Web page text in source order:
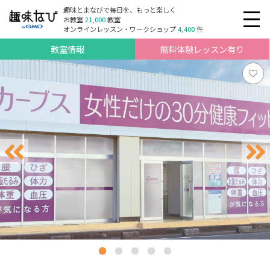
趣味とまなびで毎日を、もっと楽しく
お教室21,000教室
オンラインレッスン・ワークショップ4,400件
教室情報 無料体験レッスン有り